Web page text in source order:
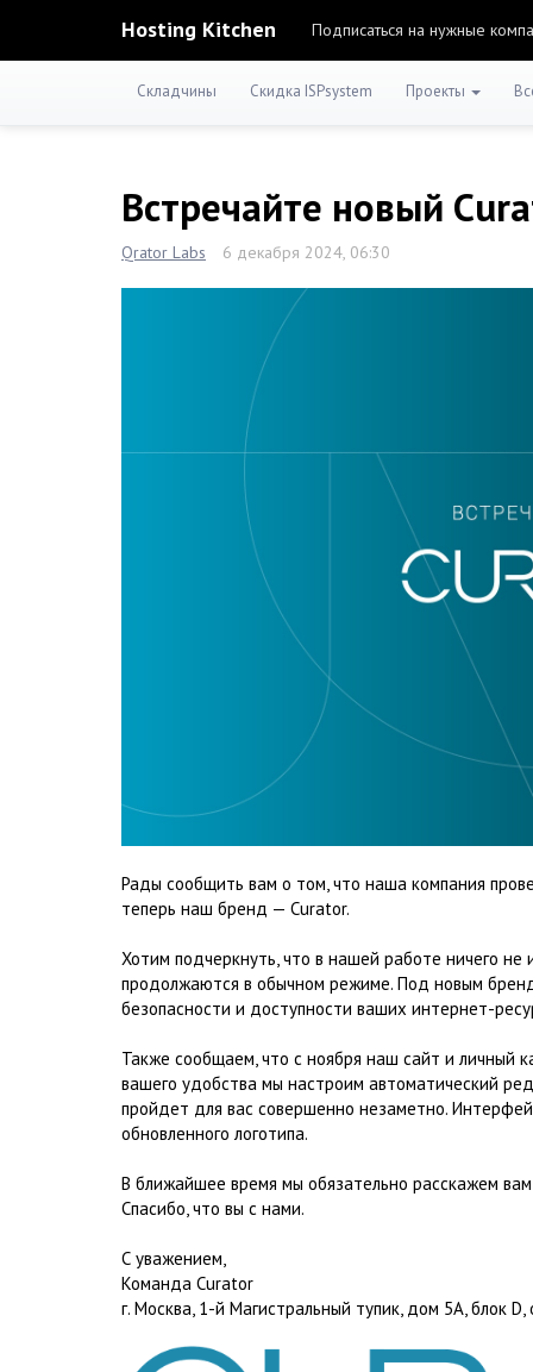
Hosting Kitchen Подписаться на нужные
Складчины Скидка ISPsystem Проекты
Встречайте новый
Qrator Labs 6 декабря 2024, 06:30
Рады сообщить вам о том, что наша компания
теперь наш бренд — Curator.
Хотим подчеркнуть, что в нашей работе ничего
продолжаются в обычном режиме. Под новым
безопасности и доступности ваших интернет-
Также сообщаем, что с ноября наш сайт и личный
вашего удобства мы настроим автоматический
пройдет для вас совершенно незаметно.
обновленного логотипа.
В ближайшее время мы обязательно расскажем
Спасибо, что вы с нами.
С уважением,
Команда Curator
г. Москва, 1-й Магистральный тупик, дом 5А, блок